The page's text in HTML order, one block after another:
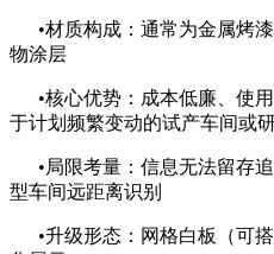
•材质构成：通常为金属烤
物涂层
•核心优势：成本低廉、使
于计划频繁变动的试产车间或
•局限考量：信息无法留存
型车间远距离识别
•升级形态：网格白板（可